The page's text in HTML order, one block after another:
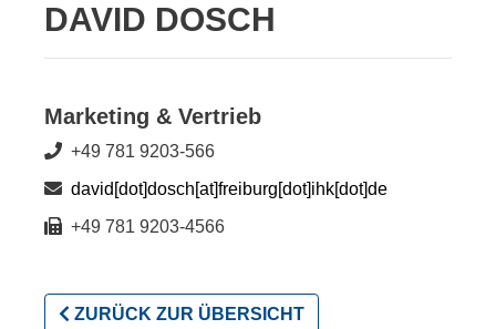
DAVID DOSCH
Marketing & Vertrieb
+49 781 9203-566
david[dot]dosch[at]freiburg[dot]ihk[dot]de
+49 781 9203-4566
ZURÜCK ZUR ÜBERSICHT